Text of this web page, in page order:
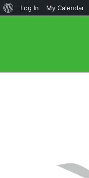
About
Log In My Calendar